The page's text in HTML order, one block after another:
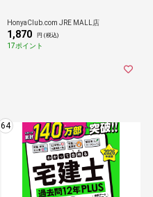
HonyaClub.com JRE MALL店
1,870 円 (税込)
17ポイント
64